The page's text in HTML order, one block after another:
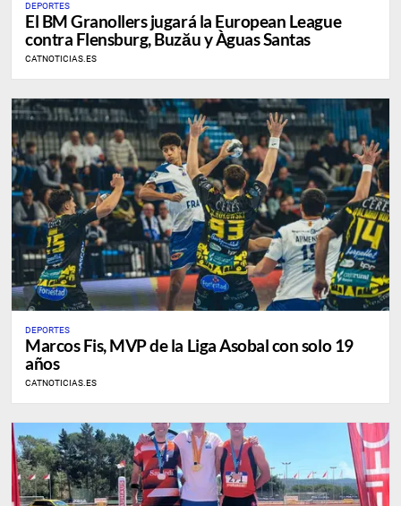
DEPORTES
​El BM Granollers jugará la European League
contra Flensburg, Buzău y Àguas Santas
CATNOTICIAS.ES
DEPORTES
Marcos Fis, MVP de la Liga Asobal con solo 19
años
CATNOTICIAS.ES